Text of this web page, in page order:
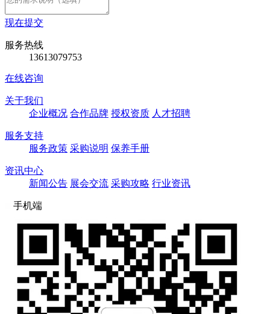
现在提交
服务热线
13613079753
在线咨询
关于我们
企业概况 合作品牌 授权资质 人才招聘
服务支持
服务政策 采购说明 保养手册
资讯中心
新闻公告 展会交流 采购攻略 行业资讯
手机端